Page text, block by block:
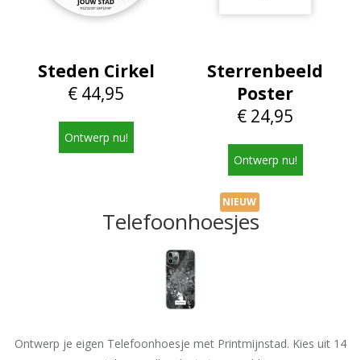
Steden Cirkel
€ 44,95
Ontwerp nu!
Sterrenbeeld
Poster
€ 24,95
Ontwerp nu!
Telefoonhoesjes
NIEUW
Ontwerp je eigen Telefoonhoesje met Printmijnstad. Kies uit 14